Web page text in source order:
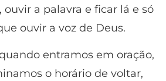
ouvir a palavra e ficar lá e só
ouvir a voz de Deus.
entramos em oração,
o horário de voltar,